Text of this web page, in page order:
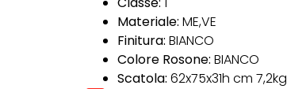
Materiale: ME,VE
Finitura: BIANCO
Colore Rosone: BIANCO
Scatola: 62x75x31h cm 7,2kg